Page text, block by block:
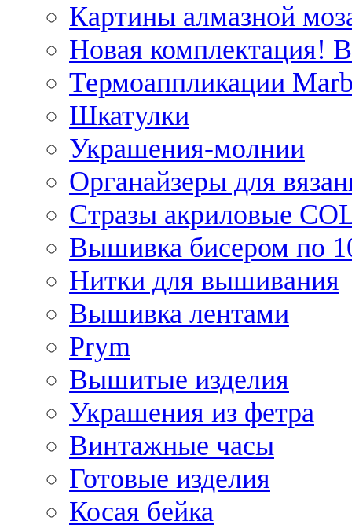
Картины алмазной
Новая комплектация!
Термоаппликации
Шкатулки
Украшения-молнии
Органайзеры для
Стразы акриловые
Вышивка бисером по
Нитки для вышивания
Вышивка лентами
Prym
Вышитые изделия
Украшения из фетра
Винтажные часы
Готовые изделия
Косая бейка